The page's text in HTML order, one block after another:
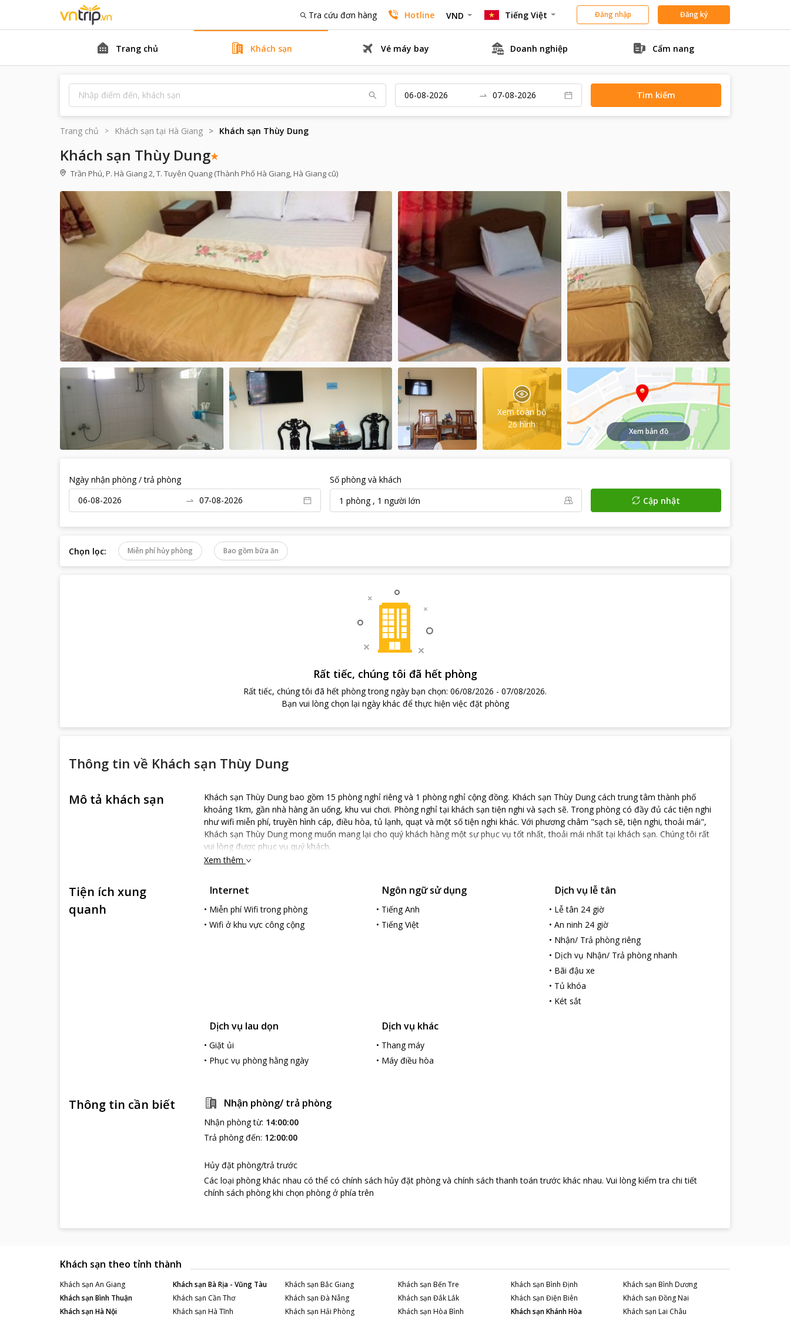
Tra cứu đơn hàng Hotline VND Tiếng Việt Đăng nhập Đăng ký
Trang chủ Khách sạn Vé máy bay Doanh nghiệp Cẩm nang
Tìm kiếm
Trang chủ Khách sạn tại Hà Giang Khách sạn Thùy Dung
Khách sạn Thùy Dung
Trần Phú, P. Hà Giang 2, T. Tuyên Quang (Thành Phố Hà Giang, Hà Giang cũ)
Xem toàn bộ
26 hình
Xem bản đồ
Ngày nhận phòng / trả phòng
Số phòng và khách
1 phòng, 1 người lớn Cập nhật
Chọn lọc: Miễn phí hủy phòng Bao gồm bữa ăn
Rất tiếc, chúng tôi đã hết phòng
Rất tiếc, chúng tôi đã hết phòng trong ngày bạn chọn: 06/08/2026 - 07/08/2026.
Bạn vui lòng chọn lại ngày khác để thực hiện việc đặt phòng
Thông tin về Khách sạn Thùy Dung
Mô tả khách sạn
Khách sạn Thùy Dung bao gồm 15 phòng nghỉ riêng và 1 phòng nghỉ cộng đồng. Khách sạn Thùy Dung cách trung tâm thành phố
khoảng 1km, gần nhà hàng ăn uống, khu vui chơi. Phòng nghỉ tại khách sạn tiện nghi và sạch sẽ. Trong phòng có đầy đủ các tiện nghi
như wifi miễn phí, truyền hình cáp, điều hòa, tủ lạnh, quạt và một số tiện nghi khác. Với phương châm "sạch sẽ, tiện nghi, thoải mái",
Khách sạn Thùy Dung mong muốn mang lại cho quý khách hàng một sự phục vụ tốt nhất, thoải mái nhất tại khách sạn. Chúng tôi rất
vui lòng được phục vụ quý khách.
Xem thêm
Tiện ích xung
quanh
Internet
• Miễn phí Wifi trong phòng
• Wifi ở khu vực công cộng
Ngôn ngữ sử dụng
• Tiếng Anh
• Tiếng Việt
Dịch vụ lễ tân
• Lễ tân 24 giờ
• An ninh 24 giờ
• Nhận/ Trả phòng riêng
• Dịch vụ Nhận/ Trả phòng nhanh
• Bãi đậu xe
• Tủ khóa
• Két sắt
Dịch vụ lau dọn
• Giặt ủi
• Phục vụ phòng hằng ngày
Dịch vụ khác
• Thang máy
• Máy điều hòa
Thông tin cần biết Nhận phòng/ trả phòng
Nhận phòng từ: 14:00:00
Trả phòng đến: 12:00:00
Hủy đặt phòng/trả trước
Các loại phòng khác nhau có thể có chính sách hủy đặt phòng và chính sách thanh toán trước khác nhau. Vui lòng kiểm tra chi tiết
chính sách phòng khi chọn phòng ở phía trên
Khách sạn theo tỉnh thành
Khách sạn An Giang Khách sạnBà Rịa - Vũng Tàu Khách sạn Bắc Giang Khách sạn Bến Tre Khách sạn Bình Định Khách sạn Bình Dương
Khách sạnBình Thuận Khách sạn Cần Thơ Khách sạn Đà Nẵng Khách sạn Đắk Lắk Khách sạn Điện Biên Khách sạn Đồng Nai
Khách sạnHà Nội Khách sạn Hà Tĩnh Khách sạn Hải Phòng Khách sạn Hòa Bình Khách sạnKhánh Hòa Khách sạn Lai Châu